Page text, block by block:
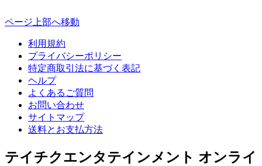
ページ上部へ移動
利用規約
プライバシーポリシー
特定商取引法に基づく表記
ヘルプ
よくあるご質問
お問い合わせ
サイトマップ
送料とお支払方法
テイチクエンタテインメント オンライ